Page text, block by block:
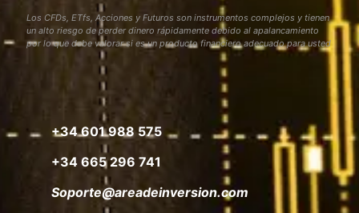
Los CFDs, ETfs, Acciones y Futuros son instrumentos complejos y tienen
un alto riesgo de perder dinero rápidamente debido al apalancamiento
por lo que debe valorar si es un producto financiero adecuado para usted
+34 601 988 575
+34 665 296 741
Soporte@areadeinversion.com